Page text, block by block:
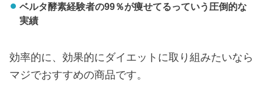
ベルタ酵素経験者の99％が痩せてるっていう圧倒的な
実績
効率的に、効果的にダイエットに取り組みたいなら
マジでおすすめの商品です。